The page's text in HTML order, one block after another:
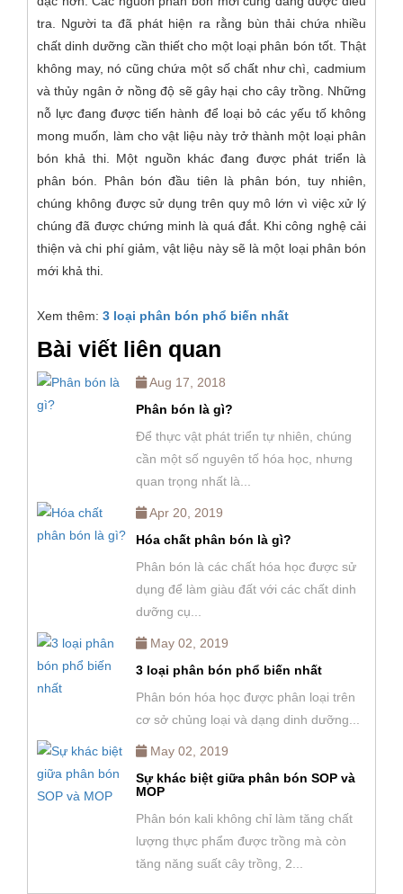
tra. Người ta đã phát hiện ra rằng bùn thải chứa nhiều
chất dinh dưỡng cần thiết cho một loại phân bón tốt. Thật
không may, nó cũng chứa một số chất như chì, cadmium
và thủy ngân ở nồng độ sẽ gây hại cho cây trồng. Những
nỗ lực đang được tiến hành để loại bỏ các yếu tố không
mong muốn, làm cho vật liệu này trở thành một loại phân
bón khả thi. Một nguồn khác đang được phát triển là
phân bón. Phân bón đầu tiên là phân bón, tuy nhiên,
chúng không được sử dụng trên quy mô lớn vì việc xử lý
chúng đã được chứng minh là quá đắt. Khi công nghệ cải
thiện và chi phí giảm, vật liệu này sẽ là một loại phân bón
mới khả thi.
Xem thêm: 3 loại phân bón phổ biến nhất
Bài viết liên quan
Aug 17, 2018
Phân bón là gì?
Để thực vật phát triển tự nhiên, chúng
cần một số nguyên tố hóa học, nhưng
quan trọng nhất là...
Apr 20, 2019
Hóa chất phân bón là gì?
Phân bón là các chất hóa học được sử
dụng để làm giàu đất với các chất dinh
dưỡng cụ...
May 02, 2019
3 loại phân bón phổ biến nhất
Phân bón hóa học được phân loại trên
cơ sở chủng loại và dạng dinh dưỡng...
May 02, 2019
Sự khác biệt giữa phân bón SOP và
MOP
Phân bón kali không chỉ làm tăng chất
lượng thực phẩm được trồng mà còn
tăng năng suất cây trồng, 2...